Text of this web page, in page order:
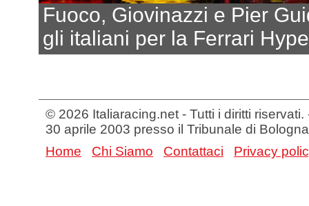
Fuoco, Giovinazzi e Pier
gli italiani per la Ferrari
© 2026 Italiaracing.net - Tutti i diritti
30 aprile 2003 presso il Tribunale di Bologna
Home
Chi Siamo Contattaci Privacy